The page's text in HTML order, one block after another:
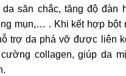
săn chắc, tăng độ đàn
mụn,… . Khi kết hợp bột
trợ da phá vỡ được liên
collagen, giúp da